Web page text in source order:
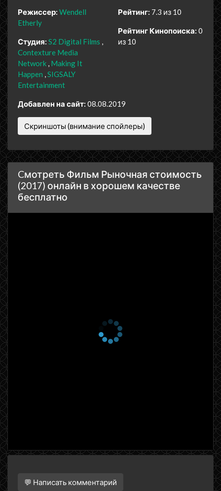
Режиссер: Wendell
Etherly
Студия: S2 Digital Films
Contexture Media
Network Making It
Happen SIGSALY
Entertainment
Рейтинг: 7.3 из 10
Рейтинг Кинопоиска: 0
из 10
Добавлен на сайт: 08.08.2019
Скриншоты (внимание спойлеры)
Cмотреть Фильм Рыночная стоимость
(2017) онлайн в хорошем качестве
бесплатно
💬 Написать комментарий